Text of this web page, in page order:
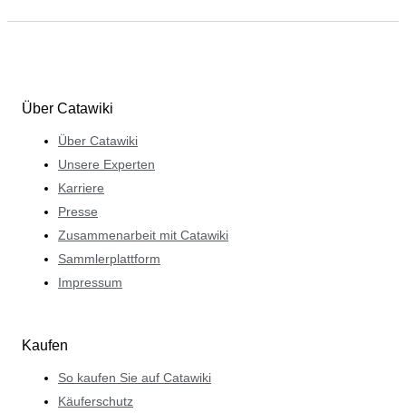
Über Catawiki
Über Catawiki
Unsere Experten
Karriere
Presse
Zusammenarbeit mit Catawiki
Sammlerplattform
Impressum
Kaufen
So kaufen Sie auf Catawiki
Käuferschutz